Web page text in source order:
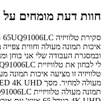
חוות דעת מומחים על LG 65UQ91006LC
איכות תמונה מעולה וחווית
ובמסגרת העבודה שלי אני בוחן
טלוויזיה זו מציעה איכות תמונה